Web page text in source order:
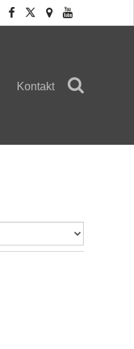
Kontakt